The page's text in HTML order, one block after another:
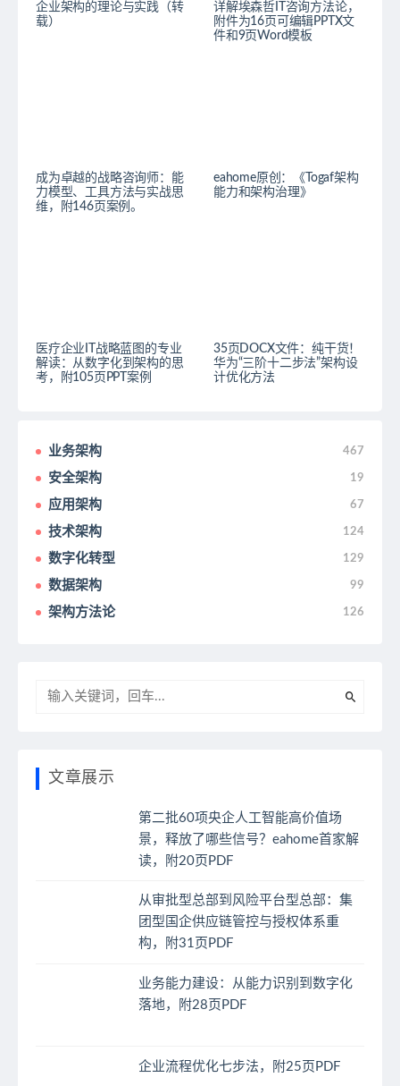
企业架构的理论与实践（转
载）
详解埃森哲IT咨询方法论，
附件为16页可编辑PPTX文
件和9页Word模板
成为卓越的战略咨询师：能
力模型、工具方法与实战思
维，附146页案例。
eahome原创：《Togaf架构
能力和架构治理》
医疗企业IT战略蓝图的专业
解读：从数字化到架构的思
考，附105页PPT案例
35页DOCX文件：纯干货！
华为“三阶十二步法”架构设
计优化方法
业务架构 467
安全架构 19
应用架构 67
技术架构 124
数字化转型 129
数据架构 99
架构方法论 126
文章展示
第二批60项央企人工智能高价值场
景，释放了哪些信号？eahome首家解
读，附20页PDF
从审批型总部到风险平台型总部：集
团型国企供应链管控与授权体系重
构，附31页PDF
业务能力建设：从能力识别到数字化
落地，附28页PDF
企业流程优化七步法，附25页PDF